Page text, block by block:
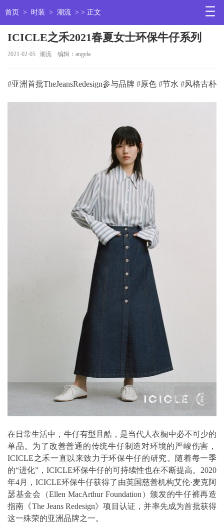
首页 > 时装 > 潮流 > > 正文
ICICLE之禾2021春夏女士环保牛仔系列
2021-02-05 潮流 编辑：angela
#亚洲首批TheJeansRedesign参与品牌 #原色 #节水 #风格古朴
在日常生活中，牛仔有型且酷，是当代人衣橱中必不可少的
单品。为了改善普通的传统牛仔制造对环境的严峻伤害，
ICICLE之禾一直以来致力于环保牛仔的研究。随着每一季
的“进化”，ICICLE环保牛仔的可持续性也在不断提高。2020
年4月，ICICLE环保牛仔获得了由英国慈善机构艾伦·麦克阿
瑟基金会（Ellen MacArthur Foundation）颁发的牛仔裤再造
指南《The Jeans Redesign》项目认证，并率先成为首批获得
这一殊荣的亚洲品牌之一。